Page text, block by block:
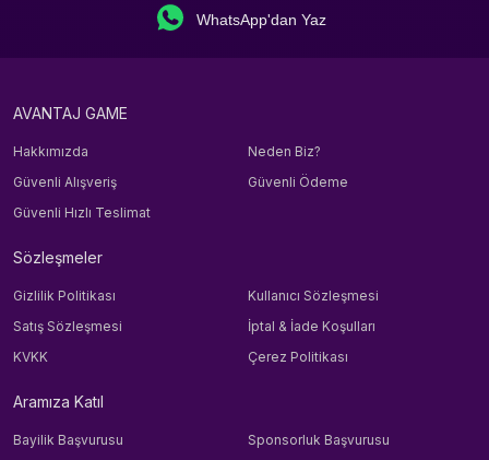
WhatsApp'dan Yaz
AVANTAJ GAME
Hakkımızda
Neden Biz?
Güvenli Alışveriş
Güvenli Ödeme
Güvenli Hızlı Teslimat
Sözleşmeler
Gizlilik Politikası
Kullanıcı Sözleşmesi
Satış Sözleşmesi
İptal & İade Koşulları
KVKK
Çerez Politikası
Aramıza Katıl
Bayilik Başvurusu
Sponsorluk Başvurusu